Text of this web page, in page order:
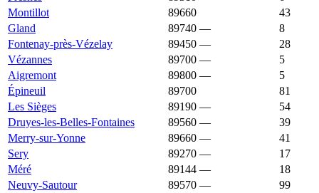
Montillot
89660
43
Gland
89740 —
8
Fontenay-près-Vézelay
89450 —
28
Vézannes
89700 —
5
Aigremont
89800 —
5
Épineuil
89700
81
Les Sièges
89190 —
54
Druyes-les-Belles-Fontaines
89560 —
39
Merry-sur-Yonne
89660 —
41
Sery
89270 —
17
Méré
89144 —
18
Neuvy-Sautour
89570 —
99